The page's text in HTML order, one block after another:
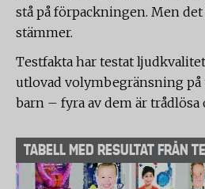
stå på förpackningen. Men
stämmer.
Testfakta har testat
utlovad volymbegränsning
barn – fyra av dem är trådlösa
TABELL MED RESULTAT FRÅN